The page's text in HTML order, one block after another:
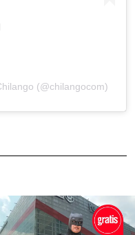
(@chilangocom)